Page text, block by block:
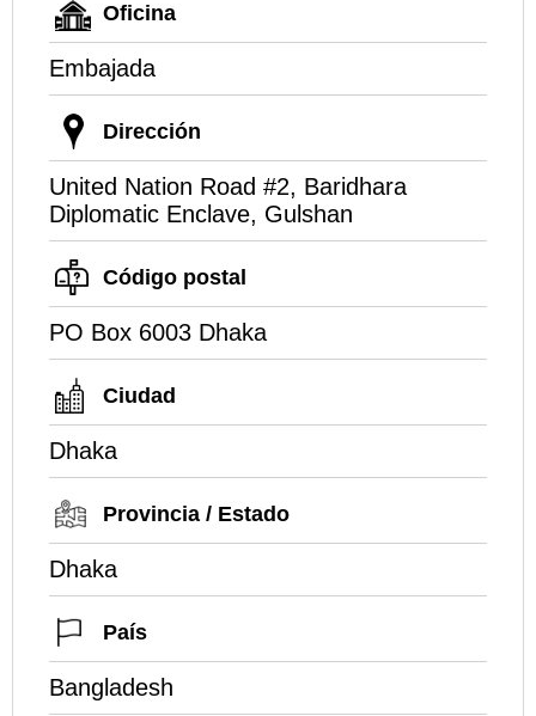
Oficina
Embajada
Dirección
United Nation Road #2, Baridhara
Diplomatic Enclave, Gulshan
Código postal
PO Box 6003 Dhaka
Ciudad
Dhaka
Provincia / Estado
Dhaka
País
Bangladesh